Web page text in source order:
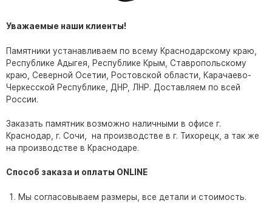
Резные памятники
Мемориальные комплексы
Памятники с полноформатным фото
Склеп
Детские памятники
Памятники Мусульманские
Европейские памятники
Памятники "Клипарт"
Уважаемые наши клиенты!
Памятники устанавливаем по всему Краснодарскому краю,
Республике Адыгея, Республике Крым, Ставропольскому
краю, Северной Осетии, Ростовской области, Карачаево-
Черкесской Республике, ДНР, ЛНР. Доставляем по всей
России.
Заказать памятник возможно наличными в офисе г.
Краснодар, г. Сочи, на производстве в г. Тихорецк, а так же
на производстве в Краснодаре.
Способ заказа и оплаты ONLINE
Мы согласовываем размеры, все детали и стоимость.